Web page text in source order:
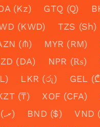
(Kz)
GTQ (Q)
(KWD)
TZS (Sh)
(₼)
MYR (RM)
(DA)
NPR (₨)
LKR (රු) GEL
(₸)
XOF (CFA)
MVR (.ރ)
BND ($) VND